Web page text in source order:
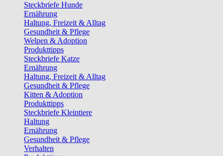
Steckbriefe Hunde
Ernährung
Haltung, Freizeit & Alltag
Gesundheit & Pflege
Welpen & Adoption
Produkttipps
Steckbriefe Katze
Ernährung
Haltung, Freizeit & Alltag
Gesundheit & Pflege
Kitten & Adoption
Produkttipps
Steckbriefe Kleintiere
Haltung
Ernährung
Gesundheit & Pflege
Verhalten